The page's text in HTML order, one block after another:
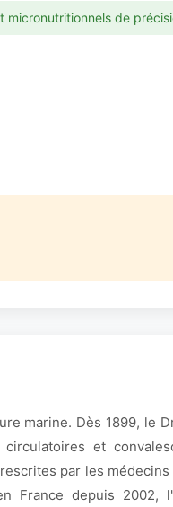
micronutritionnels de
marine. Dès 1899, le
et
par les
France depuis 2002,